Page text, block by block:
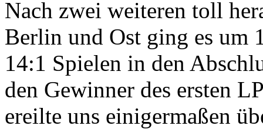
Nach zwei weiteren toll
Berlin und Ost ging es um
14:1 Spielen in den
den Gewinner des ersten
ereilte uns einigermaßen